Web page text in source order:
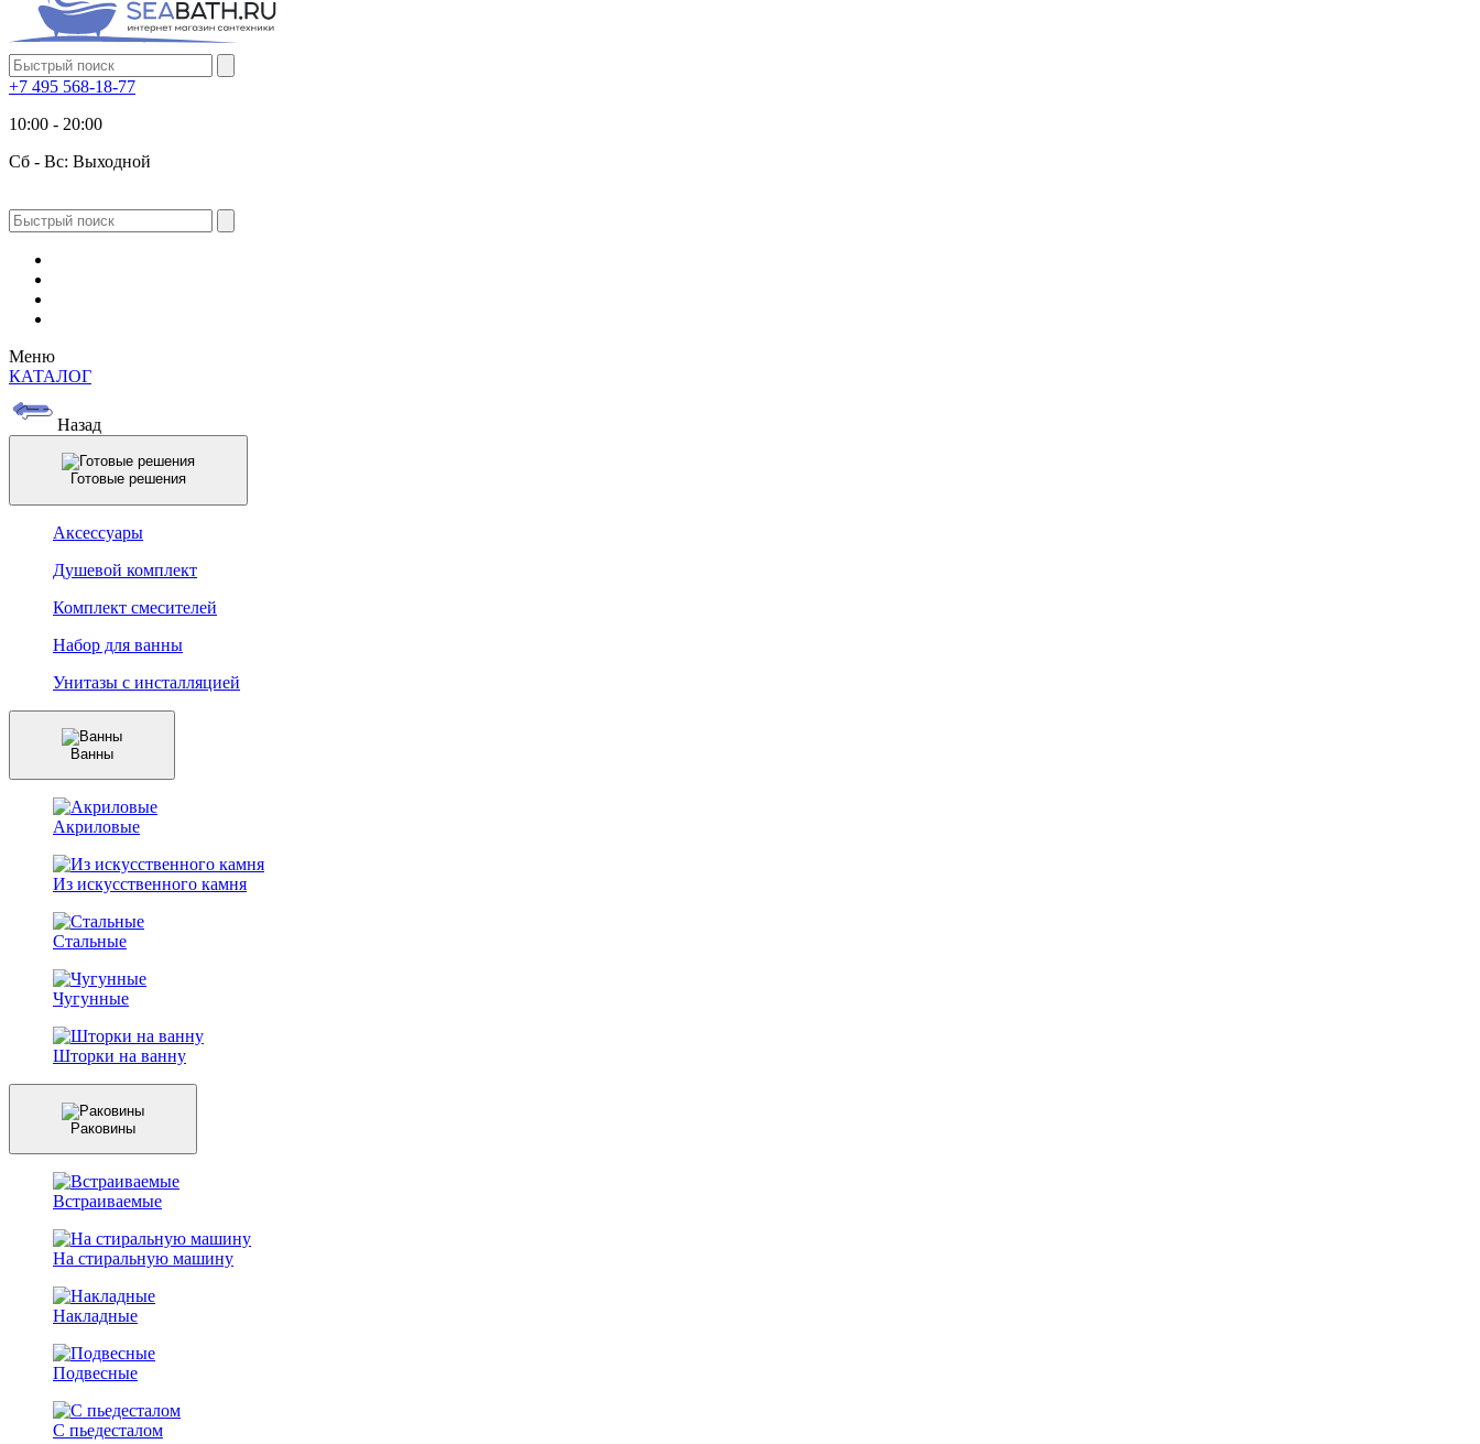
+7 495 568-18-77
10:00 - 20:00
Сб - Вс: Выходной
Меню
КАТАЛОГ
Назад
Готовые решения
Аксессуары
Душевой комплект
Комплект смесителей
Набор для ванны
Унитазы с инсталляцией
Ванны
Акриловые
Из искусственного камня
Стальные
Чугунные
Шторки на ванну
Раковины
Встраиваемые
На стиральную машину
Накладные
Подвесные
С пьедесталом